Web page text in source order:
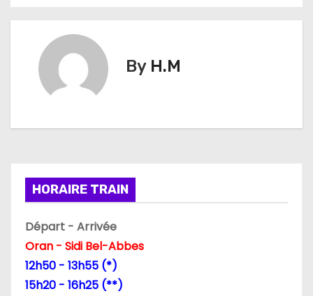
t
o
n
d
e
By H.M
HORAIRE TRAIN
Départ - Arrivée
Oran - Sidi Bel-Abbes
12h50 - 13h55 (*)
15h20 - 16h25 (**)